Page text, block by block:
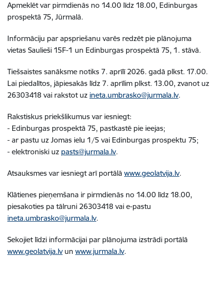
Apmeklēt var pirmdienās no 14.00 līdz 18.00, Edinburgas
prospektā 75, Jūrmalā.
Informāciju par apspriešanu varēs redzēt pie plānojuma
vietas Saulieši 15F-1 un Edinburgas prospektā 75, 1. stāvā.
Tiešsaistes sanāksme notiks 7. aprīlī 2026. gadā plkst. 17.00.
Lai piedalītos, jāpiesakās līdz 7. aprīlim plkst. 13.00, zvanot uz
26303418 vai rakstot uz ineta.umbrasko@jurmala.lv.
Rakstiskus priekšlikumus var iesniegt:
- Edinburgas prospektā 75, pastkastē pie ieejas;
- ar pastu uz Jomas ielu 1/5 vai Edinburgas prospektu 75;
- elektroniski uz pasts@jurmala.lv.
Atsauksmes var iesniegt arī portālā www.geolatvija.lv.
Klātienes pieņemšana ir pirmdienās no 14.00 līdz 18.00,
piesakoties pa tālruni 26303418 vai e-pastu
ineta.umbrasko@jurmala.lv.
Sekojiet līdzi informācijai par plānojuma izstrādi portālā
www.geolatvija.lvun www.jurmala.lv.